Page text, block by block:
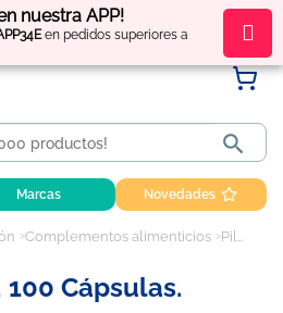
nuestra APP!
en pedidos superiores a
puntos por tus compras

Marcas Novedades
Complementos alimenticios Pilexil Strensia, 100 Cápsulas.
Cápsulas.